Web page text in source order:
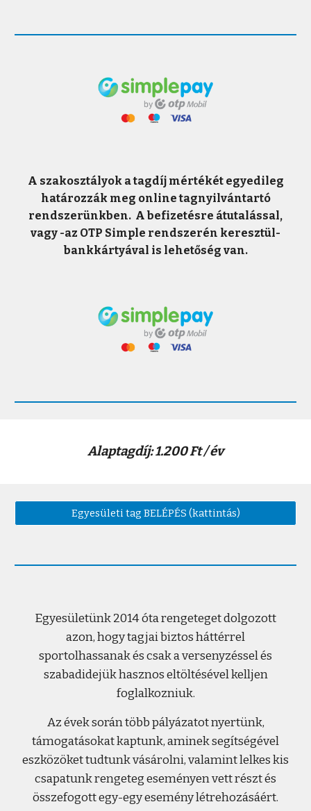
A szakosztályok a tagdíj mértékét egyedileg
határozzák meg online tagnyilvántartó
rendszerünkben. A befizetésre átutalással,
vagy -az OTP Simple rendszerén keresztül-
bankkártyával is lehetőség van.
Alaptagdíj: 1.200Ft /év
Egyesületi tag BELÉPÉS (kattintás)
Egyesületünk 2014 óta rengeteget dolgozott
azon, hogy tagjai biztos háttérrel
sportolhassanak és csak a versenyzéssel és
szabadidejük hasznos eltöltésével kelljen
foglalkozniuk.
Az évek során több pályázatot nyertünk,
támogatásokat kaptunk, aminek segítségével
eszközöket tudtunk vásárolni, valamint lelkes kis
csapatunk rengeteg eseményen vett részt és
összefogott egy-egy esemény létrehozásáért.